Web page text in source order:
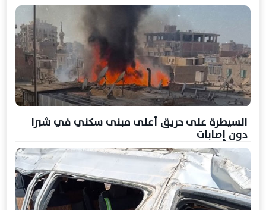
السيطرة على حريق أعلى مبنى سكني في شبرا
دون إصابات